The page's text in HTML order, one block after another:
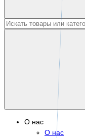
О нас
О нас